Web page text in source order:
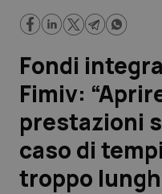
Regioni e Asl
Lavoro e Professioni
Scienza e Farmaci
Studi e Analisi
Lettere al direttore
Fondi
Fimiv:
prestazioni
caso di
troppo